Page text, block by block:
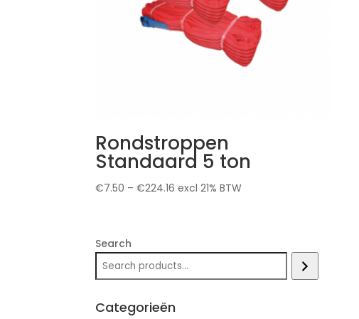
Rondstroppen
Standaard 5 ton
€7.50 –€224.16 excl 21% BTW
Search
Categorieën